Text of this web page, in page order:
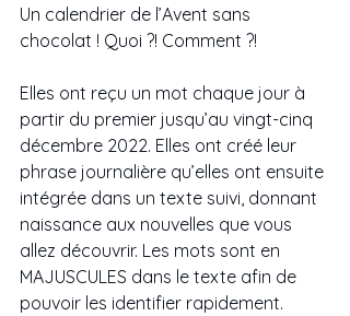
Un calendrier de l’Avent sans
chocolat ! Quoi ?! Comment ?!
Elles ont reçu un mot chaque jour à
partir du premier jusqu’au vingt-cinq
décembre 2022. Elles ont créé leur
phrase journalière qu’elles ont ensuite
intégrée dans un texte suivi, donnant
naissance aux nouvelles que vous
allez découvrir. Les mots sont en
MAJUSCULES dans le texte afin de
pouvoir les identifier rapidement.